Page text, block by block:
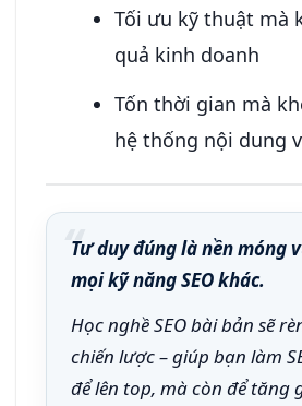
Tối ưu kỹ thuật mà
quả kinh doanh
Tốn thời gian mà
hệ thống nội dung
Tư duy đúng là nền móng
mọi kỹ năng SEO khác.
Học nghề SEO bài bản sẽ
chiến lược – giúp bạn làm
để lên top, mà còn để tăng